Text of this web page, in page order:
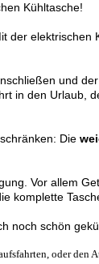
Kühltasche!
der elektrischen
und
in den Urlaub,
Die
Vor allem
komplette
noch schön
oder den